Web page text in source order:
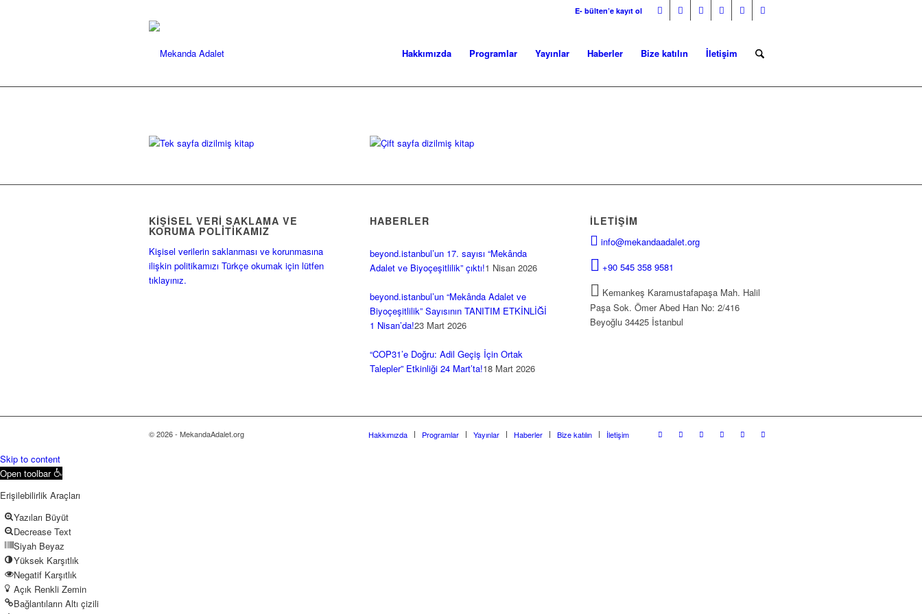
E- bülten’e kayıt ol
Hakkımızda Programlar Yayınlar Haberler Bize katılın İletişim
KIŞISEL VERI SAKLAMA VE
KORUMA POLITIKAMIZ
Kişisel verilerin saklanması ve korunmasına
ilişkin politikamızı Türkçe okumak için lütfen
tıklayınız.
HABERLER
beyond.istanbul’un 17. sayısı “Mekânda
Adalet ve Biyoçeşitlilik” çıktı!1 Nisan 2026
beyond.istanbul’un “Mekânda Adalet ve
Biyoçeşitlilik” Sayısının TANITIM ETKİNLİĞİ
1 Nisan’da!23 Mart 2026
“COP31’e Doğru: Adil Geçiş İçin Ortak
Talepler” Etkinliği 24 Mart’ta!18 Mart 2026
İLETIŞIM
info@mekandaadalet.org
+90 545 358 9581
Kemankeş Karamustafapaşa Mah. Halil
Paşa Sok. Ömer Abed Han No: 2/416
Beyoğlu 34425 İstanbul
© 2026 - MekandaAdalet.org Hakkımızda Programlar Yayınlar Haberler Bize katılın İletişim
Skip to content
Open toolbar
Erişilebilirlik Araçları
Yazıları Büyüt
Decrease Text
Siyah Beyaz
Yüksek Karşıtlık
Negatif Karşıtlık
Açık Renkli Zemin
Bağlantıların Altı çizili